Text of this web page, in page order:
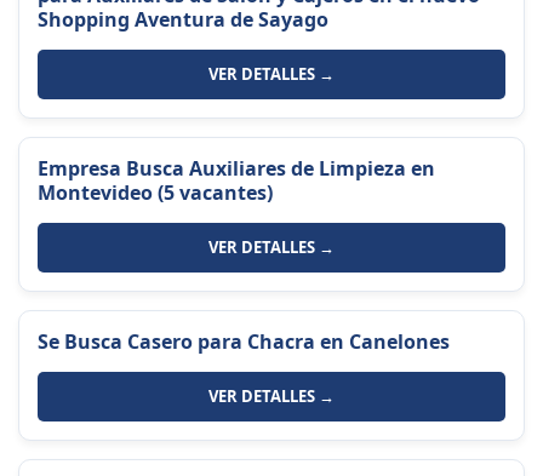
Shopping Aventura de Sayago
VER DETALLES →
Empresa Busca Auxiliares de Limpieza en
Montevideo (5 vacantes)
VER DETALLES →
Se Busca Casero para Chacra en Canelones
VER DETALLES →